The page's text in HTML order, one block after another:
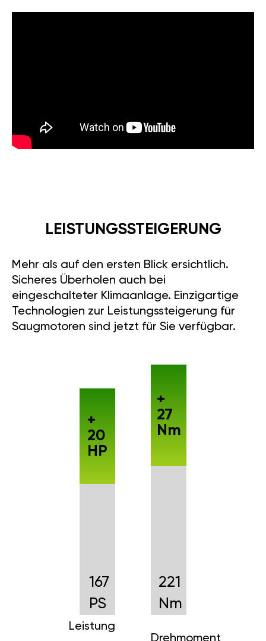
LEISTUNGSSTEIGERUNG
Mehr als auf den ersten Blick ersichtlich.
Sicheres Überholen auch bei
eingeschalteter Klimaanlage. Einzigartige
Technologien zur Leistungssteigerung für
Saugmotoren sind jetzt für Sie verfügbar.
167
PS
Leistung
+
20
HP
221
Nm
+
27
Nm